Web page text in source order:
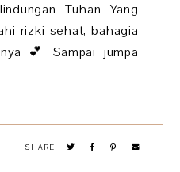
Tuhan Yang
rizki sehat, bahagia
💕 Sampai jumpa
SHARE: